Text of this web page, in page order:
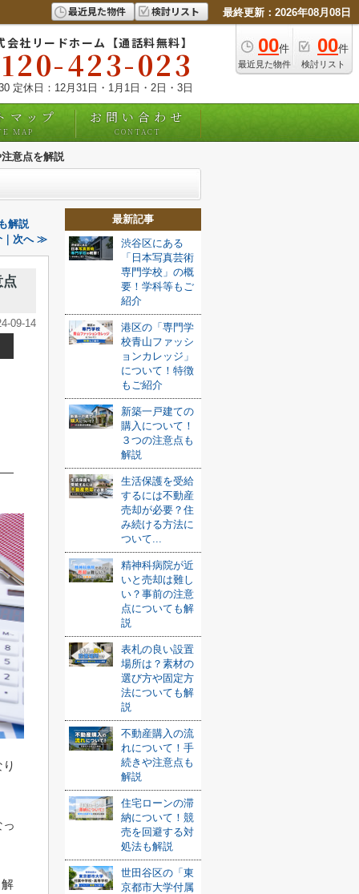
最近見た物件 検討リスト 最終更新：2026年08月08日
00件
最近見た物件
00件
検討リスト
会社リードホーム【通話料無料】
423-023
定休日：12月31日・1月1日・2日・3日
マップ
MAP
お問い合わせ
CONTACT
意点を解説
解説
｜次へ ≫
09-14
最新記事
渋谷区にある
「日本写真芸術
専門学校」の概
要！学科等もご
紹介
港区の「専門学
校青山ファッシ
ョンカレッジ」
について！特徴
もご紹介
新築一戸建ての
購入について！
３つの注意点も
解説
生活保護を受給
するには不動産
売却が必要？住
み続ける方法に
ついて...
精神科病院が近
いと売却は難し
い？事前の注意
点についても解
説
表札の良い設置
場所は？素材の
選び方や固定方
法についても解
説
不動産購入の流
れについて！手
続きや注意点も
解説
住宅ローンの滞
納について！競
売を回避する対
処法も解説
世田谷区の「東
京都市大学付属